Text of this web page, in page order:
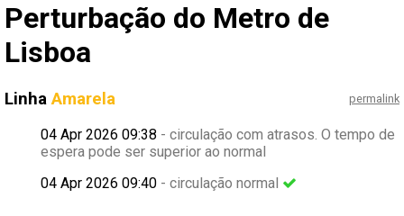
Perturbação do Metro de
Lisboa
permalink
LinhaAmarela
04 Apr 2026 09:38 - circulação com atrasos. O tempo de
espera pode ser superior ao normal
04 Apr 2026 09:40 - circulação normal